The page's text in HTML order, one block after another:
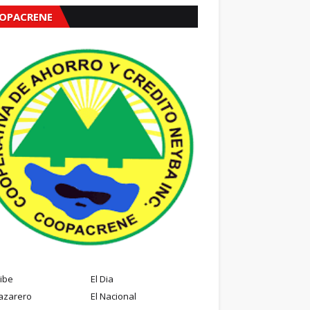
El Dia
El Nacional